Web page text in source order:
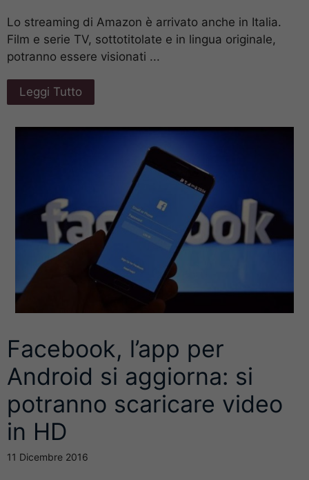
Lo streaming di Amazon è arrivato anche in Italia.
Film e serie TV, sottotitolate e in lingua originale,
potranno essere visionati ...
Leggi Tutto
Facebook, l’app per
Android si aggiorna: si
potranno scaricare video
in HD
11 Dicembre 2016